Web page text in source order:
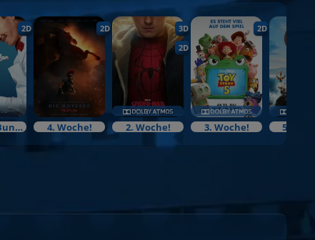
2D
Neu!Im Bundesstart
2D
4. Woche!
3D
2D
2. Woche!
2D
3. Woche! 5.